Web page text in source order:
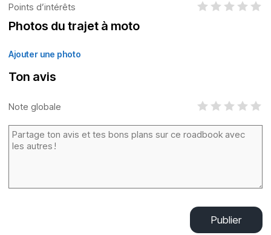
Points d’intérêts
Photos du trajet à moto
Ajouter une photo
Ton avis
Note globale
Publier